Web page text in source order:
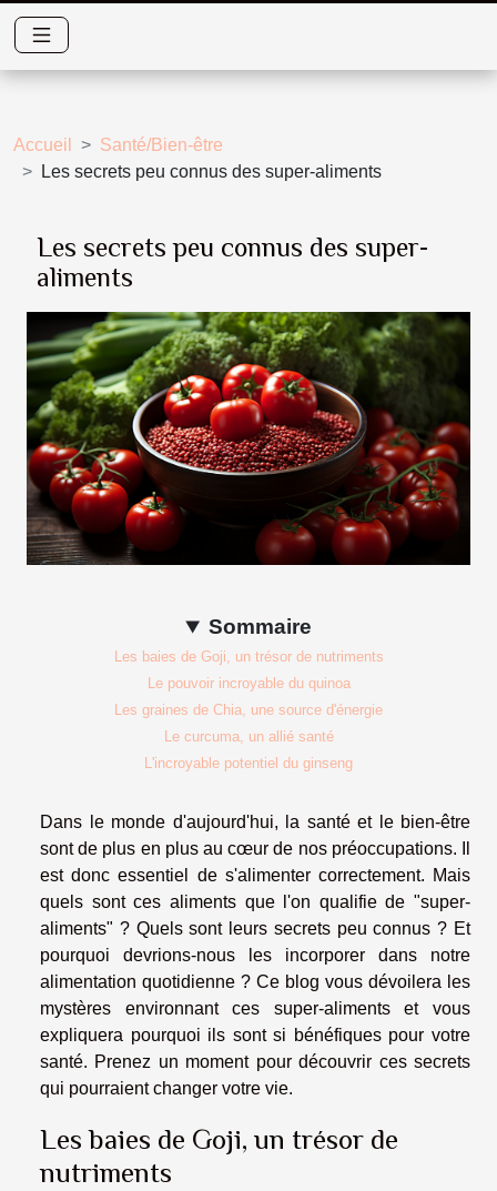
Accueil
Santé/Bien-être
Les secrets peu connus des super-aliments
Les secrets peu connus des super-
aliments
Sommaire
Les baies de Goji, un trésor de nutriments
Le pouvoir incroyable du quinoa
Les graines de Chia, une source d'énergie
Le curcuma, un allié santé
L'incroyable potentiel du ginseng
Dans le monde d'aujourd'hui, la santé et le bien-être
sont de plus en plus au cœur de nos préoccupations. Il
est donc essentiel de s'alimenter correctement. Mais
quels sont ces aliments que l'on qualifie de "super-
aliments" ? Quels sont leurs secrets peu connus ? Et
pourquoi devrions-nous les incorporer dans notre
alimentation quotidienne ? Ce blog vous dévoilera les
mystères environnant ces super-aliments et vous
expliquera pourquoi ils sont si bénéfiques pour votre
santé. Prenez un moment pour découvrir ces secrets
qui pourraient changer votre vie.
Les baies de Goji, un trésor de
nutriments